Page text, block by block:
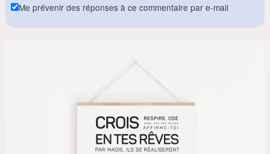
Me prévenir des réponses à ce commentaire par e-mail